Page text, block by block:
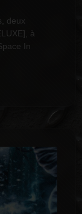
deux
à
In